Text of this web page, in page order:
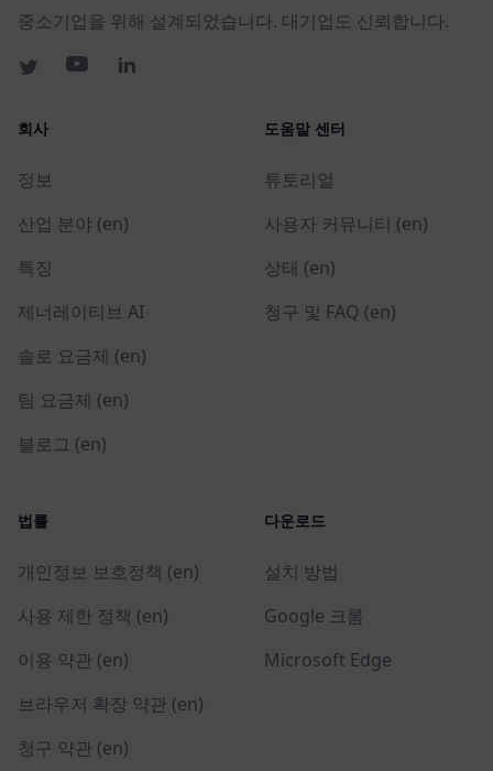
중소기업을 위해 설계되었습니다. 대기업도 신뢰합니다.
회사
정보
산업 분야 (en)
특징
제너레이티브 AI
솔로 요금제 (en)
팀 요금제 (en)
블로그 (en)
도움말 센터
튜토리얼
사용자 커뮤니티 (en)
상태 (en)
청구 및 FAQ (en)
법률
개인정보 보호정책 (en)
사용 제한 정책 (en)
이용 약관 (en)
브라우저 확장 약관 (en)
청구 약관 (en)
다운로드
설치 방법
Google 크롬
Microsoft Edge